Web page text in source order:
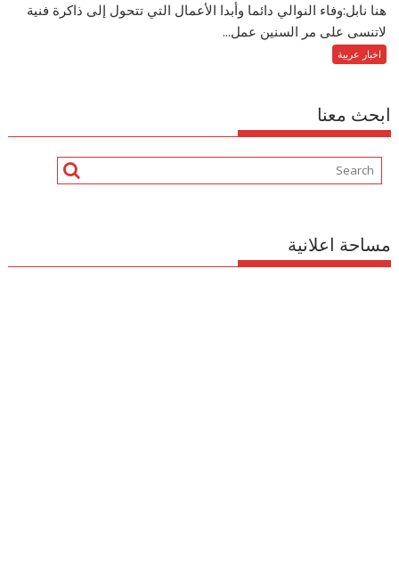
هنا نابل:وفاء النوالي دائما وأبدا الأعمال التي تتحول إلى ذاكرة فنية
لاتنسى على مر السنين عمل...
اخبار عربية
ابحث معنا
مساحة اعلانية